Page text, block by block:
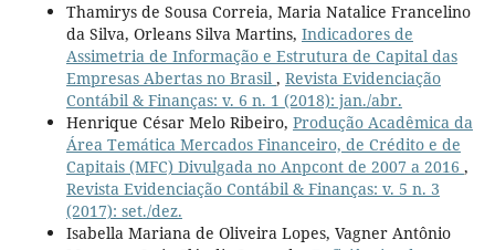
Thamirys de Sousa Correia, Maria Natalice Francelino
da Silva, Orleans Silva Martins, Indicadores de
Assimetria de Informação e Estrutura de Capital das
Empresas Abertas no Brasil , Revista Evidenciação
Contábil & Finanças: v. 6 n. 1 (2018): jan./abr.
Henrique César Melo Ribeiro, Produção Acadêmica da
Área Temática Mercados Financeiro, de Crédito e de
Capitais (MFC) Divulgada no Anpcont de 2007 a 2016 ,
Revista Evidenciação Contábil & Finanças: v. 5 n. 3
(2017): set./dez.
Isabella Mariana de Oliveira Lopes, Vagner Antônio